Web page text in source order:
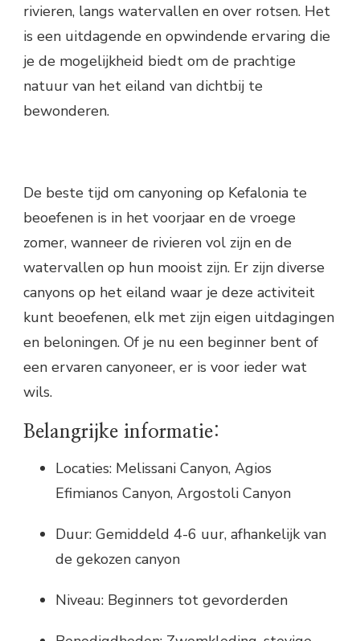
rivieren, langs watervallen en over rotsen. Het
is een uitdagende en opwindende ervaring die
je de mogelijkheid biedt om de prachtige
natuur van het eiland van dichtbij te
bewonderen.
De beste tijd om canyoning op Kefalonia te
beoefenen is in het voorjaar en de vroege
zomer, wanneer de rivieren vol zijn en de
watervallen op hun mooist zijn. Er zijn diverse
canyons op het eiland waar je deze activiteit
kunt beoefenen, elk met zijn eigen uitdagingen
en beloningen. Of je nu een beginner bent of
een ervaren canyoneer, er is voor ieder wat
wils.
Belangrijke informatie:
Locaties: Melissani Canyon, Agios
Efimianos Canyon, Argostoli Canyon
Duur: Gemiddeld 4-6 uur, afhankelijk van
de gekozen canyon
Niveau: Beginners tot gevorderden